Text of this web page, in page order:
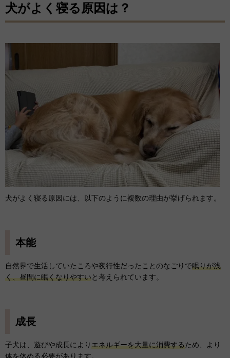
犬がよく寝る原因は？
犬がよく寝る原因には、以下のように複数の理由が挙げられます。
本能
自然界で生活していたころや夜行性だったことのなごりで眠りが浅
く、昼間に眠くなりやすいと考えられています。
成長
子犬は、遊びや成長によりエネルギーを大量に消費するため、より
体を休める必要があります。